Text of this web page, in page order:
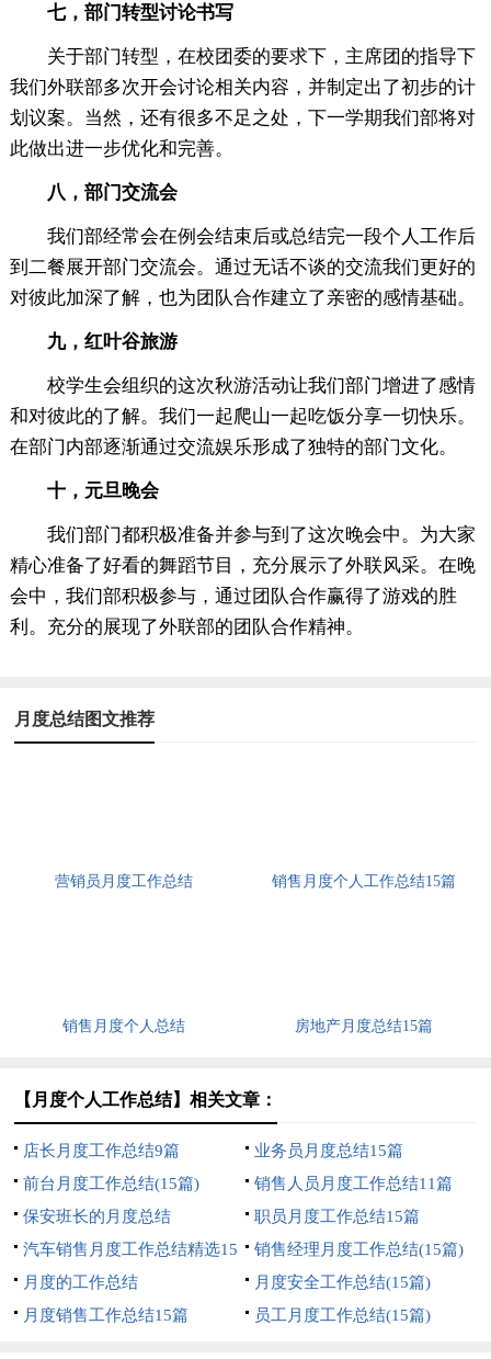
七，部门转型讨论书写
关于部门转型，在校团委的要求下，主席团的指导下
我们外联部多次开会讨论相关内容，并制定出了初步的计
划议案。当然，还有很多不足之处，下一学期我们部将对
此做出进一步优化和完善。
八，部门交流会
我们部经常会在例会结束后或总结完一段个人工作后
到二餐展开部门交流会。通过无话不谈的交流我们更好的
对彼此加深了解，也为团队合作建立了亲密的感情基础。
九，红叶谷旅游
校学生会组织的这次秋游活动让我们部门增进了感情
和对彼此的了解。我们一起爬山一起吃饭分享一切快乐。
在部门内部逐渐通过交流娱乐形成了独特的部门文化。
十，元旦晚会
我们部门都积极准备并参与到了这次晚会中。为大家
精心准备了好看的舞蹈节目，充分展示了外联风采。在晚
会中，我们部积极参与，通过团队合作赢得了游戏的胜
利。充分的展现了外联部的团队合作精神。
月度总结图文推荐
营销员月度工作总结 销售月度个人工作总结15篇
销售月度个人总结 房地产月度总结15篇
【月度个人工作总结】相关文章：
店长月度工作总结9篇
业务员月度总结15篇
前台月度工作总结(15篇)
销售人员月度工作总结11篇
保安班长的月度总结
职员月度工作总结15篇
汽车销售月度工作总结精选15
篇
销售经理月度工作总结(15篇)
月度的工作总结
月度安全工作总结(15篇)
月度销售工作总结15篇
员工月度工作总结(15篇)